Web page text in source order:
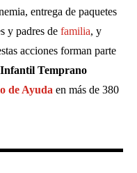
entrega de paquetes
y padres de familia, y
acciones forman parte
Temprano
de Ayuda en más de 380